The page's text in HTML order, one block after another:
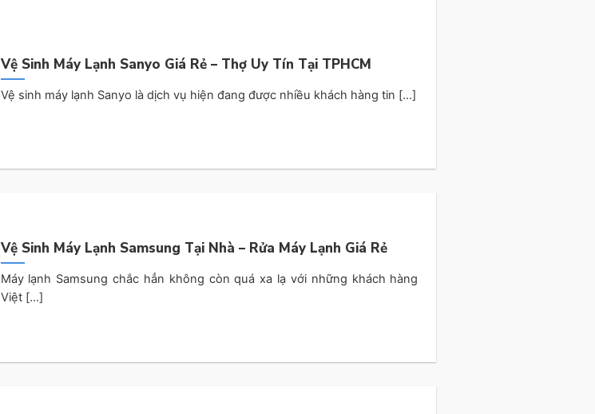
Vệ Sinh Máy Lạnh Sanyo Giá Rẻ – Thợ Uy Tín Tại TPHCM
Vệ sinh máy lạnh Sanyo là dịch vụ hiện đang được nhiều khách hàng tin [...]
Vệ Sinh Máy Lạnh Samsung Tại Nhà – Rửa Máy Lạnh Giá Rẻ
Máy lạnh Samsung chắc hẳn không còn quá xa lạ với những khách hàng
Việt [...]